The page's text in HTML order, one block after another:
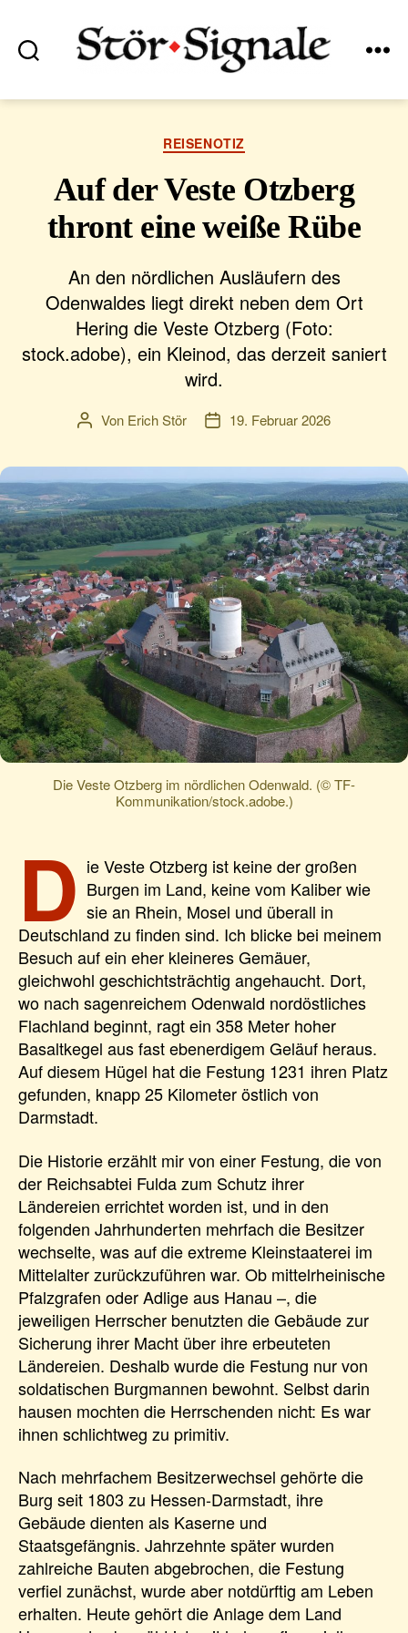
Kategorien
REISENOTIZ
Auf der Veste Otzberg
thront eine weiße Rübe
An den nördlichen Ausläufern des
Odenwaldes liegt direkt neben dem Ort
Hering die Veste Otzberg (Foto:
stock.adobe), ein Kleinod, das derzeit saniert
wird.
Beitragsautor
Von Erich Stör Veröffentlichungsdatum
19. Februar 2026
Die Veste Otzberg im nördlichen Odenwald. (© TF-
Kommunikation/stock.adobe.)
D ie Veste Otzberg ist keine der großen
Burgen im Land, keine vom Kaliber wie
sie an Rhein, Mosel und überall in
Deutschland zu finden sind. Ich blicke bei meinem
Besuch auf ein eher kleineres Gemäuer,
gleichwohl geschichtsträchtig angehaucht. Dort,
wo nach sagenreichem Odenwald nordöstliches
Flachland beginnt, ragt ein 358 Meter hoher
Basaltkegel aus fast ebenerdigem Geläuf heraus.
Auf diesem Hügel hat die Festung 1231 ihren Platz
gefunden, knapp 25 Kilometer östlich von
Darmstadt.
Die Historie erzählt mir von einer Festung, die von
der Reichsabtei Fulda zum Schutz ihrer
Ländereien errichtet worden ist, und in den
folgenden Jahrhunderten mehrfach die Besitzer
wechselte, was auf die extreme Kleinstaaterei im
Mittelalter zurückzuführen war. Ob mittelrheinische
Pfalzgrafen oder Adlige aus Hanau –, die
jeweiligen Herrscher benutzten die Gebäude zur
Sicherung ihrer Macht über ihre erbeuteten
Ländereien. Deshalb wurde die Festung nur von
soldatischen Burgmannen bewohnt. Selbst darin
hausen mochten die Herrschenden nicht: Es war
ihnen schlichtweg zu primitiv.
Nach mehrfachem Besitzerwechsel gehörte die
Burg seit 1803 zu Hessen-Darmstadt, ihre
Gebäude dienten als Kaserne und
Staatsgefängnis. Jahrzehnte später wurden
zahlreiche Bauten abgebrochen, die Festung
verfiel zunächst, wurde aber notdürftig am Leben
erhalten. Heute gehört die Anlage dem Land